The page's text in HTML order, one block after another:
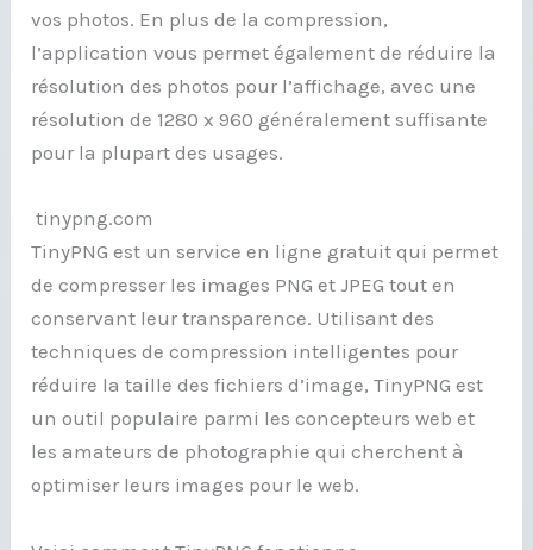
vos photos. En plus de la compression,
l’application vous permet également de réduire la
résolution des photos pour l’affichage, avec une
résolution de 1280 x 960 généralement suffisante
pour la plupart des usages.
tinypng.com
TinyPNG est un service en ligne gratuit qui permet
de compresser les images PNG et JPEG tout en
conservant leur transparence. Utilisant des
techniques de compression intelligentes pour
réduire la taille des fichiers d’image, TinyPNG est
un outil populaire parmi les concepteurs web et
les amateurs de photographie qui cherchent à
optimiser leurs images pour le web.